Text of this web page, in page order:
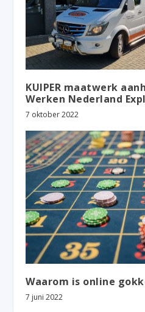
KUIPER maatwerk
Werken Nederland
7 oktober 2022
Waarom is online
7 juni 2022